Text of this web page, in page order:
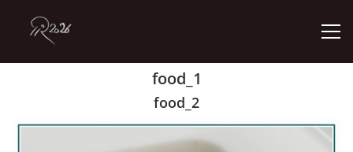
food_1
food_2